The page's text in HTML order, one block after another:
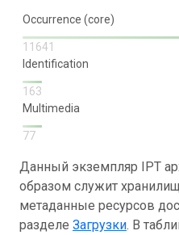
Occurrence (core)
11641
Identification
163
Multimedia
77
Данный экземпляр IPT
образом служит
метаданные ресурсов
разделе Загрузки. В